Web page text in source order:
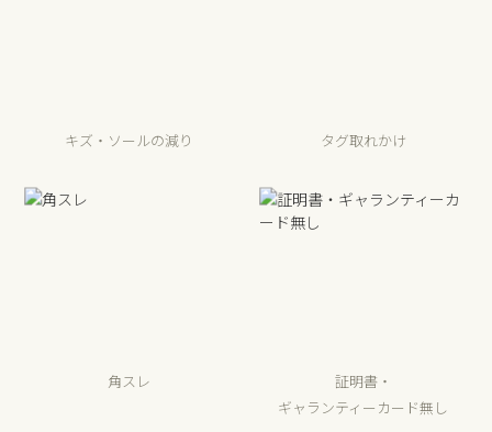
キズ・ソールの減り タグ取れかけ
角スレ
証明書・
ギャランティーカード無し